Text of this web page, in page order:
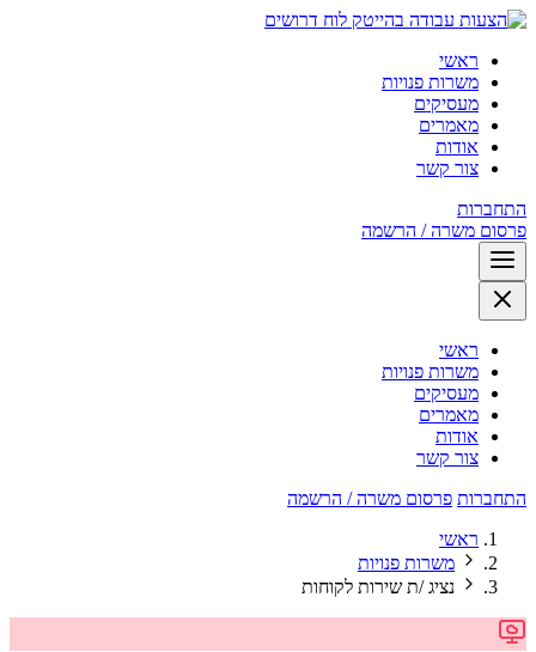
לוח דרושים
ראשי
משרות פנויות
מעסיקים
מאמרים
אודות
צור קשר
התחברות
פרסום משרה / הרשמה
ראשי
משרות פנויות
מעסיקים
מאמרים
אודות
צור קשר
התחברות פרסום משרה / הרשמה
ראשי
משרות פנויות
נציג /ת שירות לקוחות